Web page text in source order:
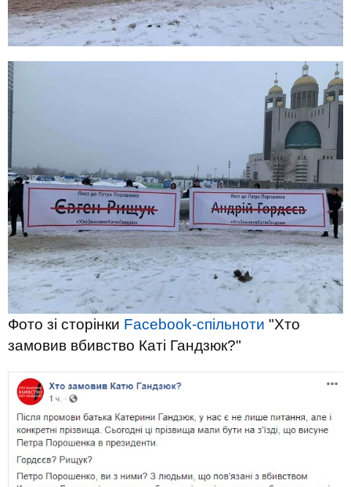
Фото зі сторінки Facebook-спільноти "Хто
замовив вбивство Каті Гандзюк?"